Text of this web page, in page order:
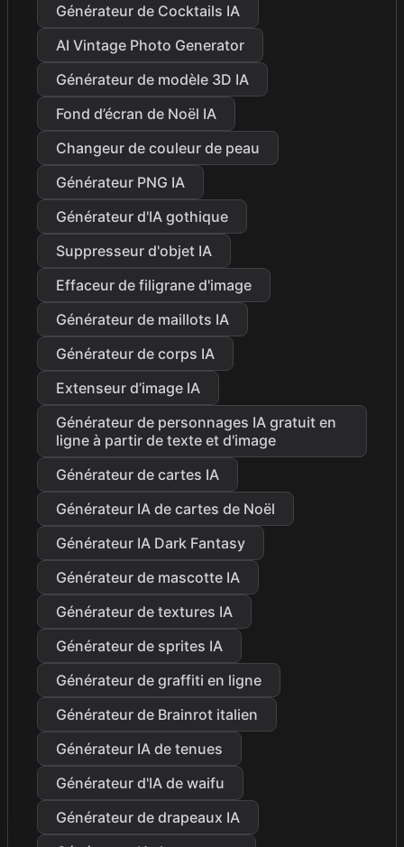
Générateur de Cocktails IA
AI Vintage Photo Generator
Générateur de modèle 3D IA
Fond d’écran de Noël IA
Changeur de couleur de peau
Générateur PNG IA
Générateur d'IA gothique
Suppresseur d'objet IA
Effaceur de filigrane d'image
Générateur de maillots IA
Générateur de corps IA
Extenseur d’image IA
Générateur de personnages IA gratuit en
ligne à partir de texte et d'image
Générateur de cartes IA
Générateur IA de cartes de Noël
Générateur IA Dark Fantasy
Générateur de mascotte IA
Générateur de textures IA
Générateur de sprites IA
Générateur de graffiti en ligne
Générateur de Brainrot italien
Générateur IA de tenues
Générateur d'IA de waifu
Générateur de drapeaux IA